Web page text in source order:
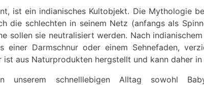
ist ein indianisches Kultobjekt. Die Mythologie
die schlechten in seinem Netz (anfangs als
sollen sie neutralisiert werden. Nach
einer Darmschnur oder einem Sehnefaden,
aus Naturprodukten hergstellt und kann daher
schnelllebigen Alltag sowohl